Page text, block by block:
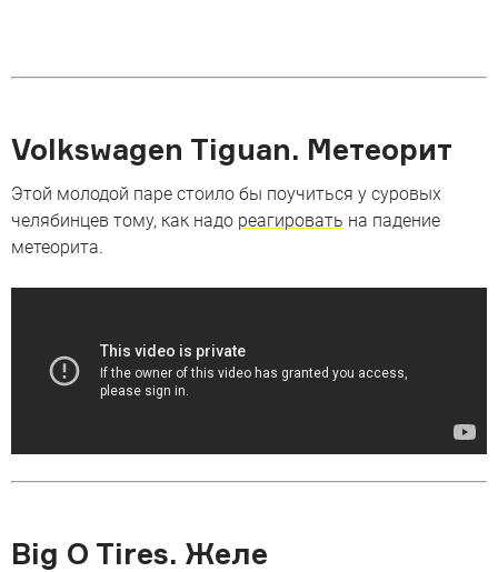
Volkswagen Tiguan. Метеорит
Этой молодой паре стоило бы поучиться у суровых
челябинцев тому, как надо реагировать на падение
метеорита.
Big O Tires. Желе